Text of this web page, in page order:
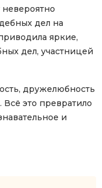
дел на
яркие,
дел, участницей
дружелюбность
это превратило
и